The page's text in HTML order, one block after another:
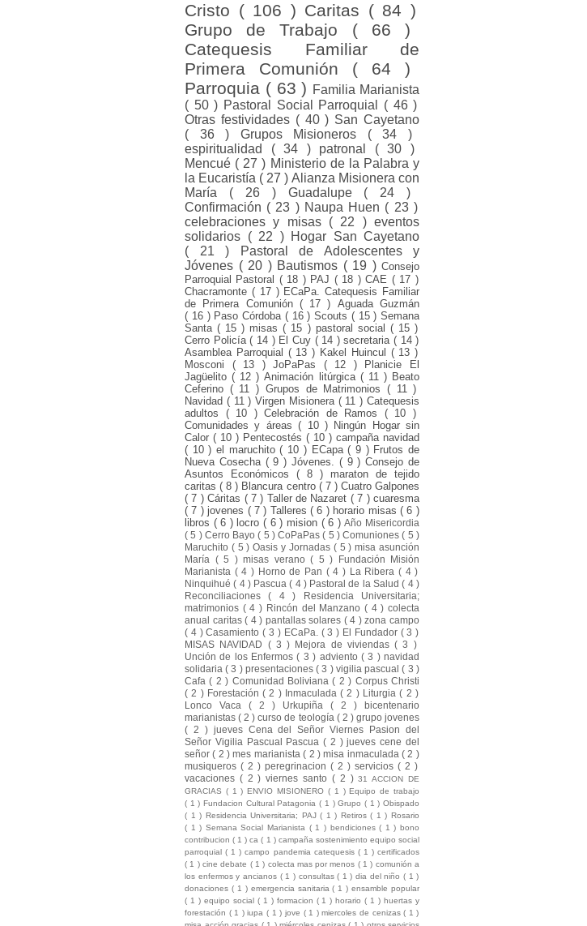
Cristo ( 106 ) Caritas ( 84 )
Grupo de Trabajo ( 66 )
Catequesis Familiar de
Primera Comunión ( 64 )
Parroquia ( 63 ) Familia Marianista
( 50 ) Pastoral Social Parroquial ( 46 )
Otras festividades ( 40 ) San Cayetano
( 36 ) Grupos Misioneros ( 34 )
espiritualidad ( 34 ) patronal ( 30 )
Mencué ( 27 ) Ministerio de la Palabra y
la Eucaristía ( 27 ) Alianza Misionera con
María ( 26 ) Guadalupe ( 24 )
Confirmación ( 23 ) Naupa Huen ( 23 )
celebraciones y misas ( 22 ) eventos
solidarios ( 22 ) Hogar San Cayetano
( 21 )
Pastoral de Adolescentes y
Jóvenes ( 20 ) Bautismos ( 19 ) Consejo
Parroquial Pastoral ( 18 ) PAJ ( 18 )CAE ( 17 )
Chacramonte ( 17 ) ECaPa. Catequesis Familiar
de Primera Comunión ( 17 ) Aguada Guzmán
( 16 ) Paso Córdoba ( 16 ) Scouts ( 15 ) Semana
Santa( 15 ) misas( 15 ) pastoral social ( 15 )
Cerro Policía( 14 ) El Cuy ( 14 )secretaria( 14 )
Asamblea Parroquial ( 13 ) Kakel Huincul ( 13 )
Mosconi ( 13 )JoPaPas ( 12 )
Planicie El
Jagüelito( 12 )Animación litúrgica ( 11 ) Beato
Ceferino ( 11 ) Grupos de Matrimonios ( 11 )
Navidad ( 11 )Virgen Misionera ( 11 )Catequesis
adultos ( 10 ) Celebración de Ramos ( 10 )
Comunidades y áreas( 10 ) Ningún Hogar sin
Calor ( 10 ) Pentecostés ( 10 ) campaña navidad
( 10 )el maruchito( 10 ) ECapa( 9 ) Frutos de
Nueva Cosecha ( 9 )Jóvenes. ( 9 )Consejo de
Asuntos Económicos ( 8 ) maraton de tejido
caritas( 8 ) Blancura centro ( 7 ) Cuatro Galpones
( 7 )Cáritas ( 7 ) Taller de Nazaret ( 7 )cuaresma
( 7 ) jovenes ( 7 ) Talleres ( 6 ) horario misas ( 6 )
libros ( 6 ) locro( 6 ) mision ( 6 )Año Misericordia
( 5 ) Cerro Bayo( 5 ) CoPaPas( 5 ) Comuniones( 5 )
Maruchito ( 5 )Oasis y Jornadas ( 5 )misa asunción
María ( 5 ) misas verano ( 5 )
Fundación Misión
Marianista ( 4 ) Horno de Pan ( 4 ) La Ribera( 4 )
Ninquihué( 4 ) Pascua( 4 ) Pastoral de la Salud( 4 )
Reconciliaciones( 4 )
Residencia Universitaria;
matrimonios ( 4 ) Rincón del Manzano ( 4 )colecta
anual caritas( 4 ) pantallas solares ( 4 )zona campo
( 4 )Casamiento( 3 ) ECaPa. ( 3 ) El Fundador ( 3 )
MISAS NAVIDAD ( 3 ) Mejora de viviendas( 3 )
Unción de los Enfermos( 3 ) adviento ( 3 )navidad
solidaria( 3 ) presentaciones( 3 ) vigilia pascual( 3 )
Cafa( 2 ) Comunidad Boliviana( 2 ) Corpus Christi
( 2 ) Forestación( 2 ) Inmaculada( 2 ) Liturgia( 2 )
Lonco Vaca ( 2 ) Urkupiña ( 2 ) bicentenario
marianistas( 2 )curso de teología ( 2 ) grupo jovenes
( 2 ) jueves Cena del Señor Viernes Pasion del
Señor Vigilia Pascual Pascua( 2 )jueves cene del
señor( 2 )mes marianista( 2 )misa inmaculada ( 2 )
musiqueros ( 2 ) peregrinacion ( 2 ) servicios ( 2 )
vacaciones ( 2 )viernes santo ( 2 )31 ACCION DE
GRACIAS ( 1 )ENVIO MISIONERO ( 1 )Equipo de trabajo
( 1 )Fundacion Cultural Patagonia( 1 )Grupo ( 1 )Obispado
( 1 ) Residencia Universitaria; PAJ( 1 ) Retiros( 1 )Rosario
( 1 ) Semana Social Marianista ( 1 ) bendiciones( 1 )bono
contribucion( 1 )ca( 1 ) campaña sostenimiento equipo social
parroquial( 1 )campo pandemia catequesis ( 1 )certificados
( 1 ) cine debate ( 1 ) colecta mas por menos ( 1 ) comunión a
los enfermos y ancianos ( 1 ) consultas( 1 )dia del niño( 1 )
donaciones ( 1 ) emergencia sanitaria( 1 )ensamble popular
( 1 ) equipo social ( 1 ) formacion ( 1 )horario( 1 )huertas y
forestación ( 1 )iupa( 1 ) jove ( 1 )miercoles de cenizas( 1 )